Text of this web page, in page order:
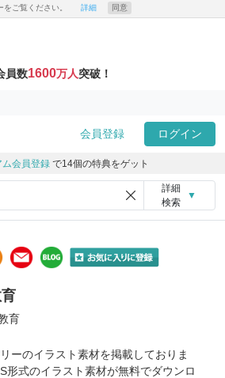
をご覧ください。 詳細 同意
員数1600万人突破！
会員登録 ログイン
ム会員登録 で14個の特典をゲット
詳細
検索
▼
育
ーのイラスト素材を掲載しておりま
形式のイラスト素材が無料でダウンロ